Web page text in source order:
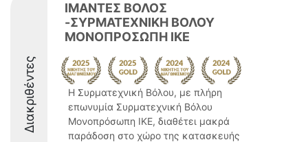
Διακριθέντες
ΙΜΑΝΤΕΣ ΒΟΛΟΣ
-ΣΥΡΜΑΤΕΧΝΙΚΗ ΒΟΛΟΥ
ΜΟΝΟΠΡΟΣΩΠΗ ΙΚΕ
Η Συρματεχνική Βόλου, με πλήρη
επωνυμία Συρματεχνική Βόλου
Μονοπρόσωπη ΙΚΕ, διαθέτει μακρά
παράδοση στο χώρο της κατασκευής